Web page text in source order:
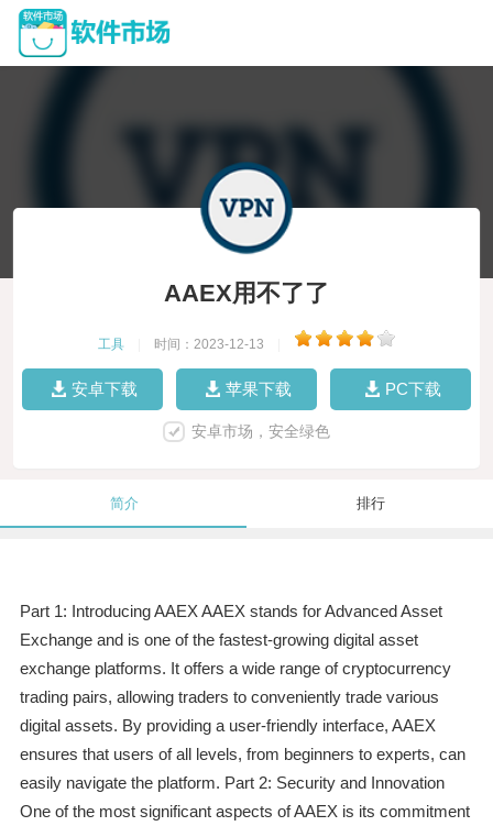
AAEX用不了了
工具 时间：2023-12-13
安卓下载 苹果下载 PC下载
安卓市场，安全绿色
简介 排行
Part 1: Introducing AAEX AAEX stands for Advanced Asset
Exchange and is one of the fastest-growing digital asset
exchange platforms. It offers a wide range of cryptocurrency
trading pairs, allowing traders to conveniently trade various
digital assets. By providing a user-friendly interface, AAEX
ensures that users of all levels, from beginners to experts, can
easily navigate the platform. Part 2: Security and Innovation
One of the most significant aspects of AAEX is its commitment